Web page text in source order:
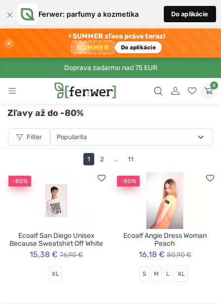
× Ferwer: parfumy a kozmetika Do aplikácie
×
⚡SUMMER zľava práve teraz!
SUMMER Do aplikácie
Doprava zadarmo nad 75 EUR
0
Zľavy až do -80%
Filter
1 2 … 11
-80%
Ecoalf San Diego Unisex
Because Sweatshirt Off White
15,38 € 76,90 €
XL
-80%
Ecoalf Angie Dress Woman
Peach
16,18 € 80,90 €
S M L XL